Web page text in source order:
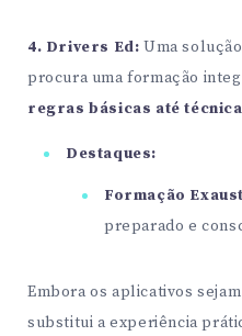
4. Drivers Ed: Uma
procura uma formação
regras básicas até
Destaques:
Formação
preparado e
Embora os aplicativos
substitui a experiência